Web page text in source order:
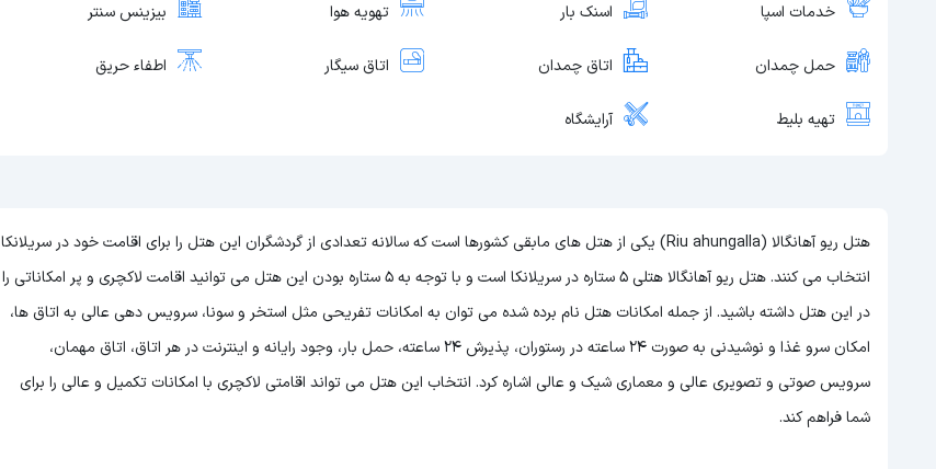
خدمات اسپا اسنک بار تهویه هوا بیزینس سنتر
حمل چمدان اتاق چمدان اتاق سیگار اطفاء حریق
تهیه بلیط آرایشگاه
هتل ریو آهانگالا (Riu ahungalla) یکی از هتل های مابقی کشورها است که سالانه تعدادی از گردشگران این هتل را برای اقامت خود در سریلانکا
انتخاب می کنند. هتل ریو آهانگالا هتلی 5 ستاره در سریلانکا است و با توجه به 5 ستاره بودن این هتل
می توانید اقامت لاکچری و پر امکاناتی را
در این هتل داشته باشید. از جمله امکانات هتل نام برده شده می توان به امکانات تفریحی مثل استخر و سونا، سرویس دهی عالی به اتاق ها،
امکان سرو غذا و نوشیدنی به صورت 24 ساعته در رستوران، پذیرش 24 ساعته، حمل بار، وجود رایانه و اینترنت در هر اتاق، اتاق مهمان،
سرویس صوتی و تصویری عالی و معماری شیک و عالی اشاره کرد. انتخاب این هتل می تواند اقامتی لاکچری با امکانات تکمیل و عالی را برای
شما فراهم کند.